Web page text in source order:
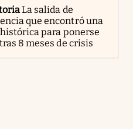
La salida de
que encontró una
para ponerse
8 meses de crisis